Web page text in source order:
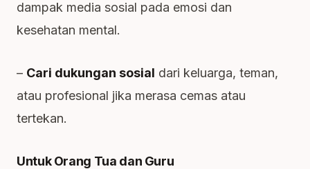
dampak media sosial pada emosi dan
kesehatan mental.
– Cari dukungan sosial dari keluarga, teman,
atau profesional jika merasa cemas atau
tertekan.
Untuk Orang Tua dan Guru